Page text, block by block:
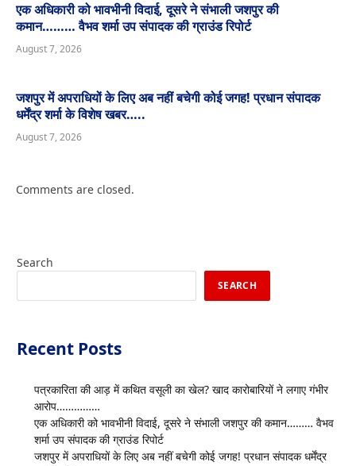
एक अधिकारी को भावभीनी विदाई, दूसरे ने संभाली जशपुर की
कमान……… वैभव शर्मा उप संपादक की ग्राउंड रिपोर्ट
August 7, 2026
जशपुर में अपराधियों के लिए अब नहीं बचेगी कोई जगह! प्रधान संपादक
धर्मेंद्र शर्मा के विशेष खबर…..
August 7, 2026
Comments are closed.
Search
SEARCH
Recent Posts
पत्रकारिता की आड़ में कथित वसूली का खेल? खाद कारोबारियों ने लगाए गंभीर
आरोप……………
एक अधिकारी को भावभीनी विदाई, दूसरे ने संभाली जशपुर की कमान……… वैभव
शर्मा उप संपादक की ग्राउंड रिपोर्ट
जशपुर में अपराधियों के लिए अब नहीं बचेगी कोई जगह! प्रधान संपादक धर्मेंद्र